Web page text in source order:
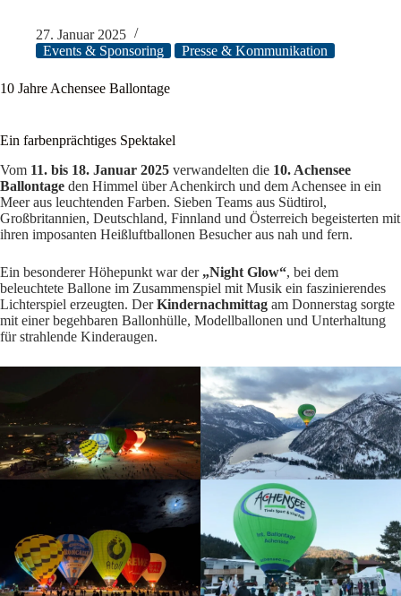
27. Januar 2025
Events & Sponsoring
Presse & Kommunikation
10 Jahre Achensee Ballontage
Ein farbenprächtiges Spektakel
Vom 11. bis 18. Januar 2025 verwandelten die 10. Achensee
Ballontage den Himmel über Achenkirch und dem Achensee in ein
Meer aus leuchtenden Farben. Sieben Teams aus Südtirol,
Großbritannien, Deutschland, Finnland und Österreich begeisterten mit
ihren imposanten Heißluftballonen Besucher aus nah und fern.
Ein besonderer Höhepunkt war der „Night Glow“, bei dem
beleuchtete Ballone im Zusammenspiel mit Musik ein faszinierendes
Lichterspiel erzeugten. DerKindernachmittag am Donnerstag sorgte
mit einer begehbaren Ballonhülle, Modellballonen und Unterhaltung
für strahlende Kinderaugen.